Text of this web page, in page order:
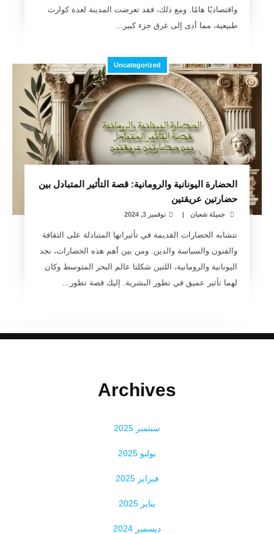
واقتصاديًا هامًا. ومع ذلك، فقد تعرضت المدينة لعدة كوارث
طبيعية، مما أدى إلى غرق جزء كبير...
Uncategorized
الحضارة اليونانية والرومانية: قصة التأثير المتبادل بين
حضارتين عريقتين
جميلة شعبان | نوفمبر 3, 2024
تتشابه الحضارات القديمة في تأثيراتها المتبادلة على الثقافة
والفنون والسياسة والدين. ومن بين أهم هذه الحضارات، نجد
اليونانية والرومانية، اللتين شكلتا عالم البحر المتوسط وكان
لهما تأثير عميق في تطور البشرية. إليك قصة تطور...
Archives
سبتمبر 2025
يوليو 2025
فبراير 2025
يناير 2025
ديسمبر 2024